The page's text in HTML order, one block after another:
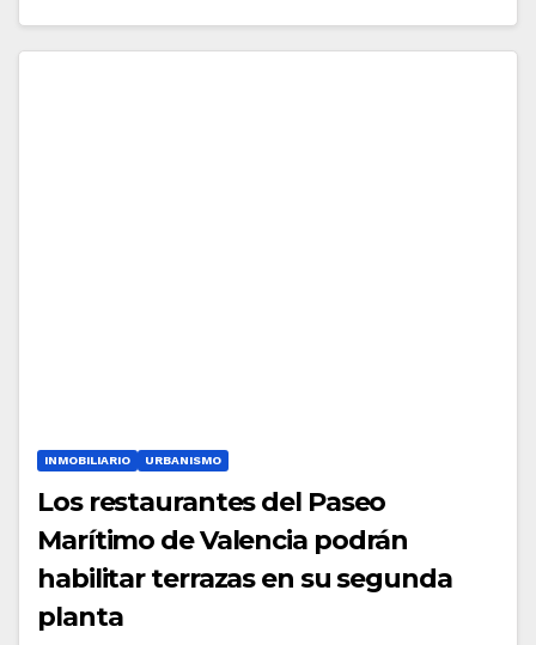
INMOBILIARIO URBANISMO
Los restaurantes del Paseo
Marítimo de Valencia podrán
habilitar terrazas en su segunda
planta